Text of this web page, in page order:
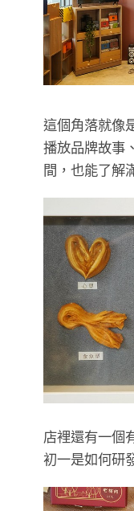
這個角落就像
播放品牌故事
間，也能了解
店裡還有一個
初一是如何研